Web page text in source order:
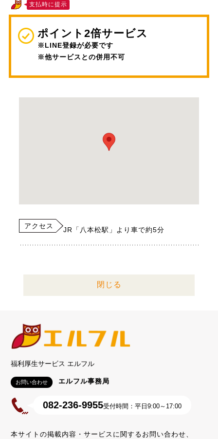
支払時に提示
ポイント2倍サービス
※LINE登録が必要です
※他サービスとの併用不可
アクセス JR「八本松駅」より車で約5分
閉じる
福利厚生サービス エルフル
お問い合わせ エルフル事務局
082-236-9955受付時間：平日9:00～17:00
本サイトの掲載内容・サービスに関するお問い合わせ、